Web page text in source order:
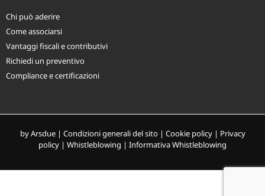
Chi può aderire
Come associarsi
Vantaggi fiscali e contributivi
Richiedi un preventivo
Compliance e certificazioni
byArsdue| Condizioni generali del sito| Cookie policy| Privacy
policy | Whistleblowing | Informativa Whistleblowing